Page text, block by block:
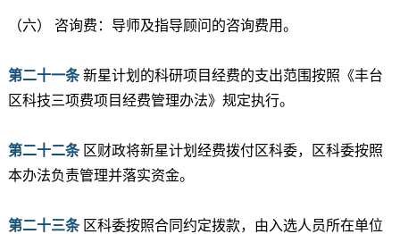
（六） 咨询费：导师及指导顾问的咨询费用。
第二十一条新星计划的科研项目经费的支出范围按照《丰台
区科技三项费项目经费管理办法》规定执行。
第二十二条区财政将新星计划经费拨付区科委，区科委按照
本办法负责管理并落实资金。
第二十三条区科委按照合同约定拨款，由入选人员所在单位